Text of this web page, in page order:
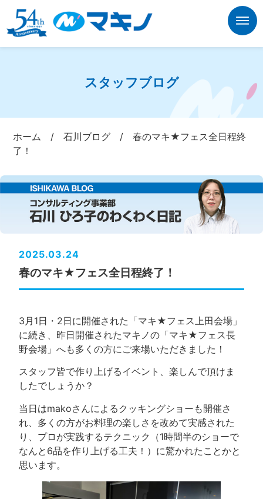
スタッフブログ
ホーム /石川ブログ /春のマキ★フェス全日程終
了！
2025.03.24
春のマキ★フェス全日程終了！
3月1日・2日に開催された「マキ★フェス上田会場」
に続き、昨日開催されたマキノの「マキ★フェス長
野会場」へも多くの方にご来場いただきました！
スタッフ皆で作り上げるイベント、楽しんで頂けま
したでしょうか？
当日はmakoさんによるクッキングショーも開催さ
れ、多くの方がお料理の楽しさを改めて実感された
り、プロが実践するテクニック（1時間半のショーで
なんと6品を作り上げる工夫！）に驚かれたことかと
思います。